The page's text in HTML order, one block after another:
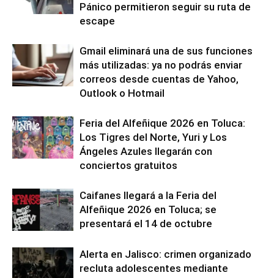
Pánico permitieron seguir su ruta de
escape
Gmail eliminará una de sus funciones
más utilizadas: ya no podrás enviar
correos desde cuentas de Yahoo,
Outlook o Hotmail
Feria del Alfeñique 2026 en Toluca:
Los Tigres del Norte, Yuri y Los
Ángeles Azules llegarán con
conciertos gratuitos
Caifanes llegará a la Feria del
Alfeñique 2026 en Toluca; se
presentará el 14 de octubre
Alerta en Jalisco: crimen organizado
recluta adolescentes mediante